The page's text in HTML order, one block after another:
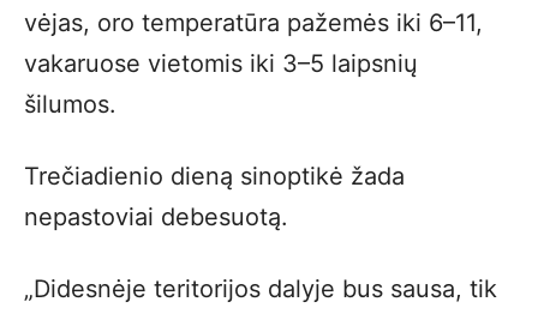
vėjas, oro temperatūra pažemės iki 6–11,
vakaruose vietomis iki 3–5 laipsnių
šilumos.
Trečiadienio dieną sinoptikė žada
nepastoviai debesuotą.
„Didesnėje teritorijos dalyje bus sausa, tik